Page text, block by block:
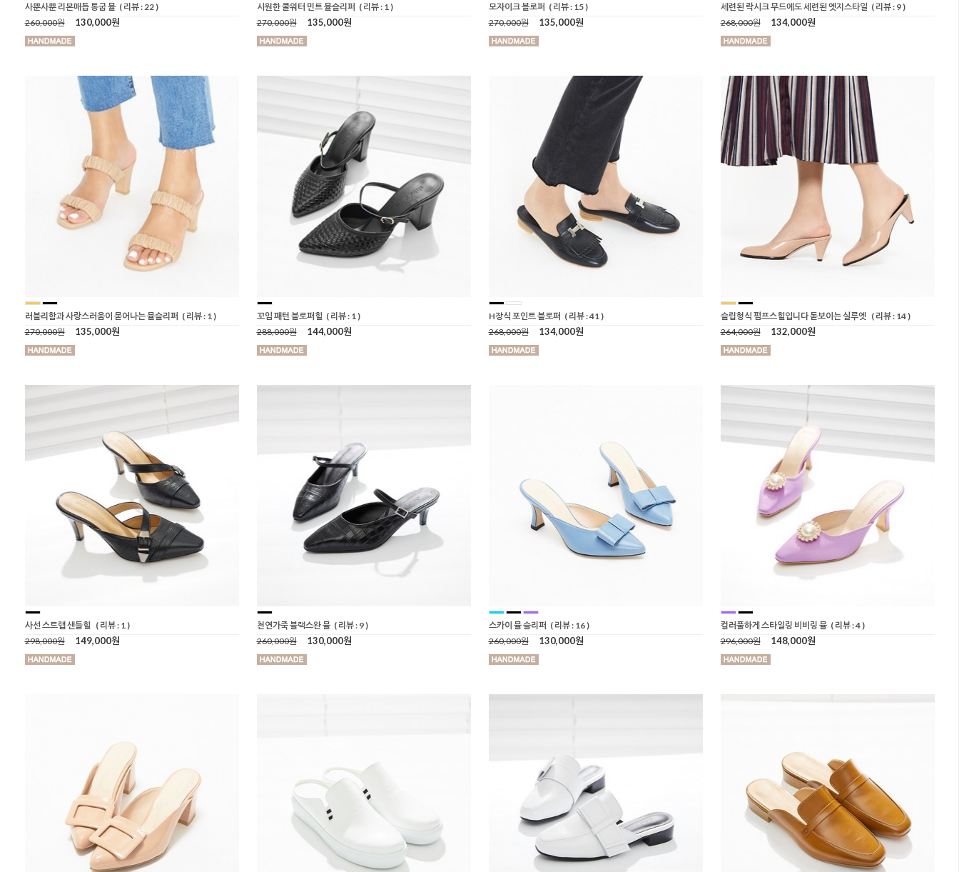
사뿐사뿐 리본매듭 통굽 뮬 ( 리뷰 : 22 )
260,000원
130,000원
시원한 쿨워터 민트 뮬슬리퍼 ( 리뷰 : 1 )
270,000원
135,000원
모자이크 블로퍼 ( 리뷰 : 15 )
270,000원
135,000원
세련된 락시크 무드에도 세련된 엣지스타일 ( 리뷰 : 9 )
268,000원
134,000원
러블리함과 사랑스러움이 묻어나는 뮬슬리퍼 ( 리뷰 : 1 )
270,000원
135,000원
꼬임 패턴 블로퍼힐 ( 리뷰 : 1 )
288,000원
144,000원
H장식 포인트 블로퍼 ( 리뷰 : 41 )
268,000원
134,000원
슬립형식 펌프스힐입니다 돋보이는 실루엣 ( 리뷰 : 14 )
264,000원
132,000원
사선 스트랩 샌들힐 ( 리뷰 : 1 )
298,000원
149,000원
천연가죽 블랙스완 뮬 ( 리뷰 : 9 )
260,000원
130,000원
스카이 뮬 슬리퍼 ( 리뷰 : 16 )
260,000원
130,000원
컬러풀하게 스타일링 비비링 뮬 ( 리뷰 : 4 )
296,000원
148,000원